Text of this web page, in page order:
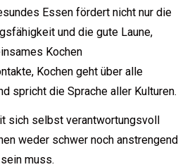
Essen fördert nicht nur die
und die gute Laune,
Kochen
Kochen geht über alle
spricht die Sprache aller Kulturen.
sich selbst verantwortungsvoll
weder schwer noch anstrengend
sein muss.